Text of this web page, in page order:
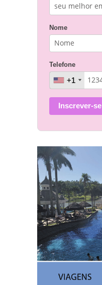
Nome
Telefone
+1
+1
Inscrever-se